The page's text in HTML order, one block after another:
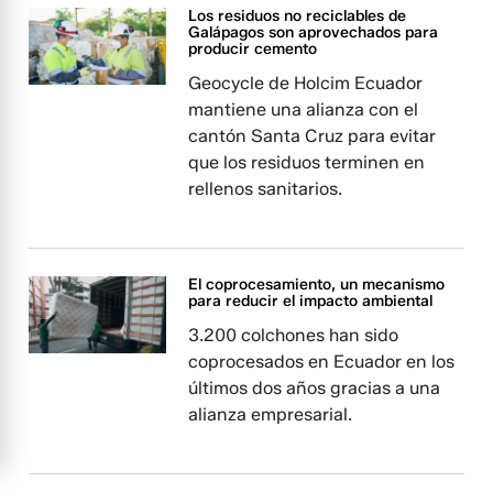
Los residuos no reciclables de
Galápagos son aprovechados para
producir cemento
Geocycle de Holcim Ecuador
mantiene una alianza con el
cantón Santa Cruz para evitar
que los residuos terminen en
rellenos sanitarios.
El coprocesamiento, un mecanismo
para reducir el impacto ambiental
3.200 colchones han sido
coprocesados en Ecuador en los
últimos dos años gracias a una
alianza empresarial.